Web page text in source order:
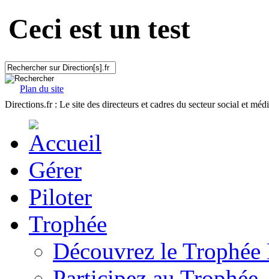
Ceci est un test
Plan du site
Directions.fr : Le site des directeurs et cadres du secteur social et
Gérer
Piloter
Trophée
Découvrez le